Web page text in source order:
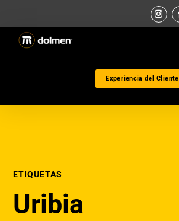
Experiencia del Cliente
ETIQUETAS
Uribia